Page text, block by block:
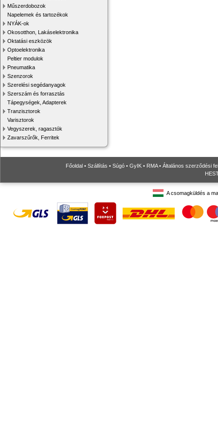
Műszerdobozok
Napelemek és tartozékok
NYÁK-ok
Okosotthon, Lakáselektronika
Oktatási eszközök
Optoelektronika
Peltier modulok
Pneumatika
Szenzorok
Szerelési segédanyagok
Szerszám és forrasztás
Tápegységek, Adapterek
Tranzisztorok
Varisztorok
Vegyszerek, ragasztók
Zavarszűrők, Ferritek
Főoldal • Szállítás • Súgó • GyIK • RMA• Általános szerződési
A csomagküldés a